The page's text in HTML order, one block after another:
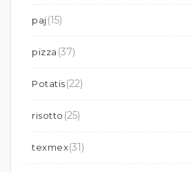
paj(15)
pizza (37)
Potatis(22)
risotto (25)
texmex(31)